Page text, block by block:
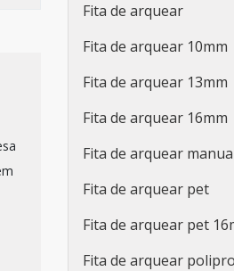
Fita de arquear
Fita de arquear 10mm
Fita de arquear 13mm
Fita de arquear 16mm
Fita de arquear
Fita de arquear pet
Fita de arquear pet
Fita de arquear